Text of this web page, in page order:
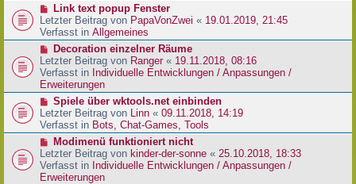
g
r
a
g
e
r
B
e
t
r
a
g
N
e
u
e
r
B
e
i
r
a
g
Link text popup Fenster
Letzter Beitrag von PapaVonZwei « 19.01.2019, 21:45
Verfasst in Allgemeines
N
e
u
e
r
B
e
i
r
a
g
Decoration einzelner Räume
Letzter Beitrag von Ranger « 19.11.2018, 08:16
Verfasst in Individuelle Entwicklungen / Anpassungen /
Erweiterungen
N
e
u
e
r
B
e
Spiele über wktools.net einbinden
Letzter Beitrag von Linn « 09.11.2018, 14:19
Verfasst in Bots, Chat-Games, Tools
N
e
u
e
Modimenü funktioniert nicht
Letzter Beitrag von kinder-der-sonne « 25.10.2018, 18:33
Verfasst in Individuelle Entwicklungen / Anpassungen /
Erweiterungen